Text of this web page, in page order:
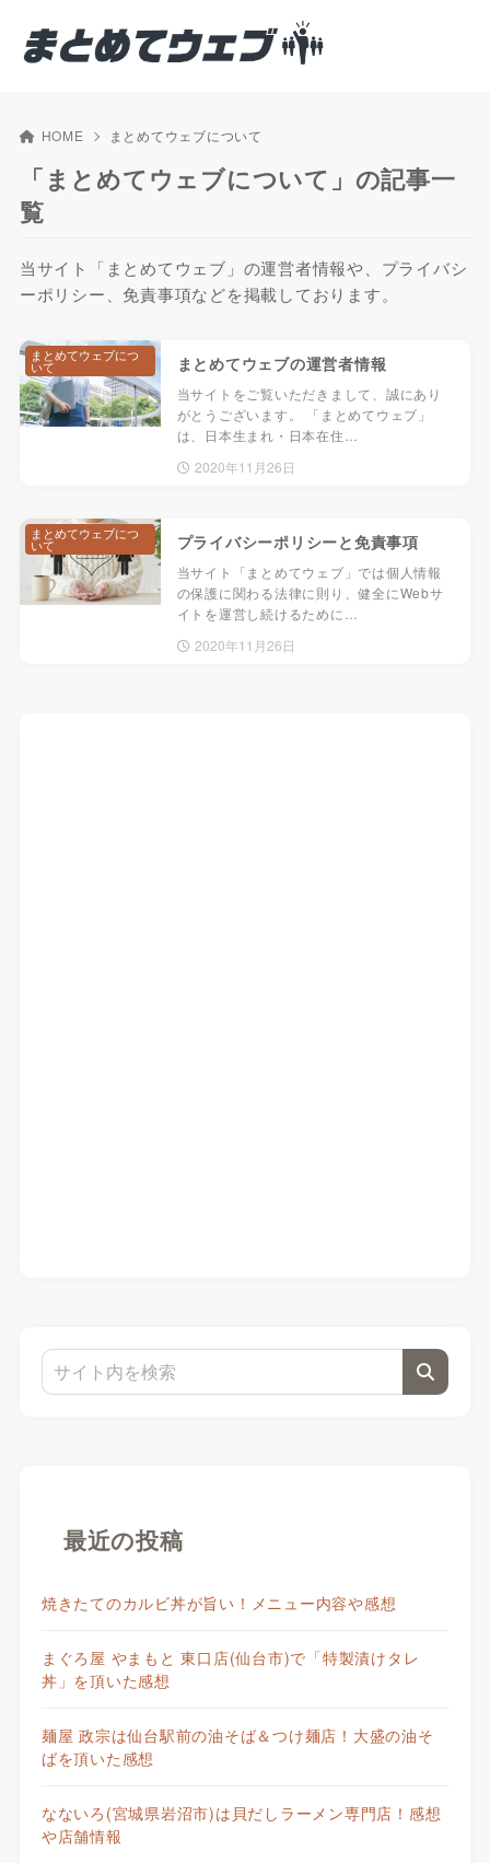
HOME まとめてウェブについて
「まとめてウェブについて」の記事一
覧
当サイト「まとめてウェブ」の運営者情報や、プライバシ
ーポリシー、免責事項などを掲載しております。
まとめてウェブの運営者情報
当サイトをご覧いただきまして、誠にあり
がとうございます。 「まとめてウェブ」
は、日本生まれ・日本在住…
2020年11月26日
まとめてウェブにつ
いて
プライバシーポリシーと免責事項
当サイト「まとめてウェブ」では個人情報
の保護に関わる法律に則り、健全にWebサ
イトを運営し続けるために…
2020年11月26日
まとめてウェブにつ
いて
最近の投稿
焼きたてのカルビ丼が旨い！メニュー内容や感想
まぐろ屋 やまもと 東口店(仙台市)で「特製漬けタレ
丼」を頂いた感想
麺屋 政宗は仙台駅前の油そば＆つけ麺店！大盛の油そ
ばを頂いた感想
なないろ(宮城県岩沼市)は貝だしラーメン専門店！感想
や店舗情報